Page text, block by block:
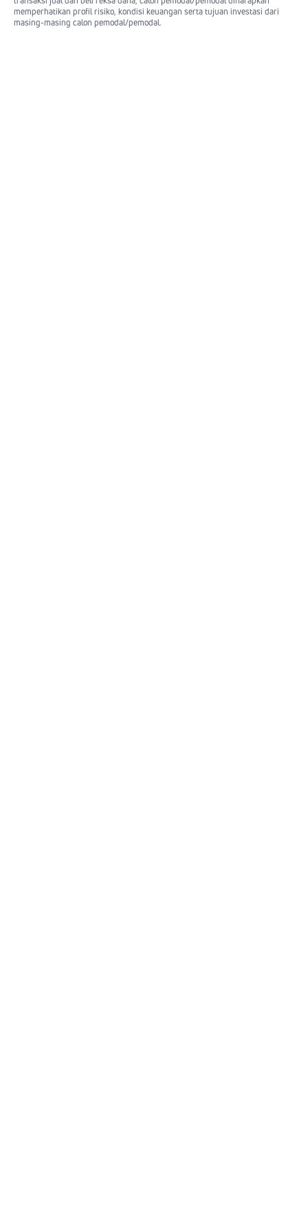
memperhatikan profil risiko, kondisi keuangan serta tujuan investasi dari
masing-masing calon pemodal/pemodal.